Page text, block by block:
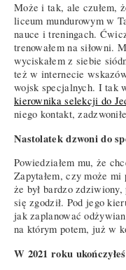
Może i tak, ale czułem,
liceum mundurowym w
nauce i treningach.
trenowałem na siłowni.
wyciskałem z siebie
też w internecie
wojsk specjalnych. I tak
kierownika selekcji do
niego kontakt,
Nastolatek dzwoni do
Powiedziałem mu, że
Zapytałem, czy może
że był bardzo
się zgodził. Pod jego
jak zaplanować
na którym potem, już w
W 2021 roku